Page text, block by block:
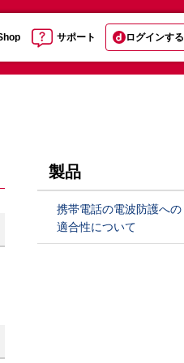
サポート ログインする
製品
携帯電話の電波防護への
適合性について